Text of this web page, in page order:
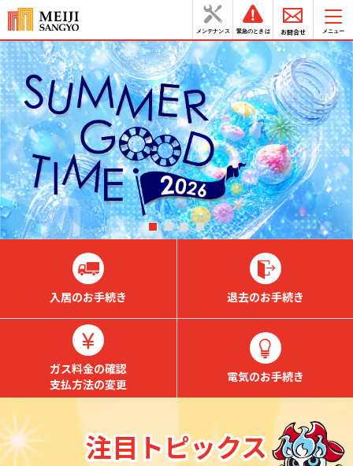
メンテナンス 緊急のときは お問合せ メニュー
入居のお手続き 退去のお手続き
ガス料金の確認
支払方法の変更
電気のお手続き
注目トピックス